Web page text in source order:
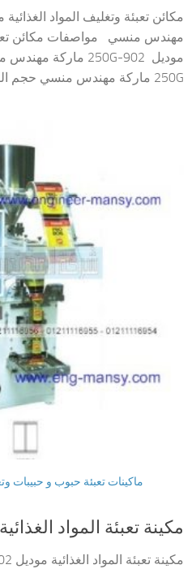
مهندس منسي مواصفات مكائن
250G ماركة مهندس منسي حجم الكيس طول الكيس من 5...
ماكينات تعبئة حبوب و حبيبات
مكينة تعبئة المواد الغذائية